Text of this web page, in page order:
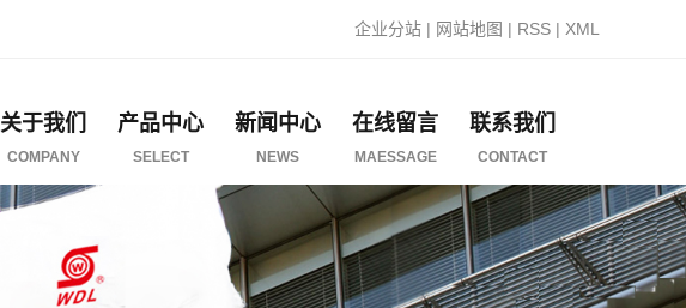
企业分站 | 网站地图 | RSS | XML
关于我们
COMPANY
产品中心
SELECT
新闻中心
NEWS
在线留言
MAESSAGE
联系我们
CONTACT